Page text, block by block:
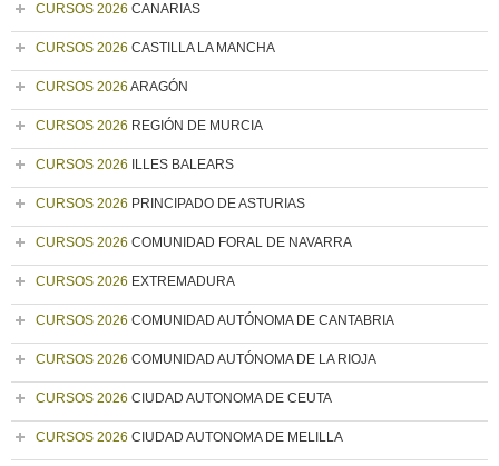
CURSOS 2026 CANARIAS
CURSOS 2026 CASTILLA LA MANCHA
CURSOS 2026 ARAGÓN
CURSOS 2026 REGIÓN DE MURCIA
CURSOS 2026 ILLES BALEARS
CURSOS 2026 PRINCIPADO DE ASTURIAS
CURSOS 2026 COMUNIDAD FORAL DE NAVARRA
CURSOS 2026 EXTREMADURA
CURSOS 2026 COMUNIDAD AUTÓNOMA DE CANTABRIA
CURSOS 2026 COMUNIDAD AUTÓNOMA DE LA RIOJA
CURSOS 2026 CIUDAD AUTONOMA DE CEUTA
CURSOS 2026 CIUDAD AUTONOMA DE MELILLA